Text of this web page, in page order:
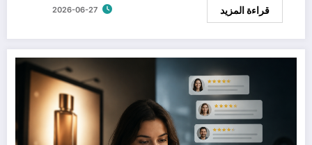
قراءة المزيد 2026-06-27